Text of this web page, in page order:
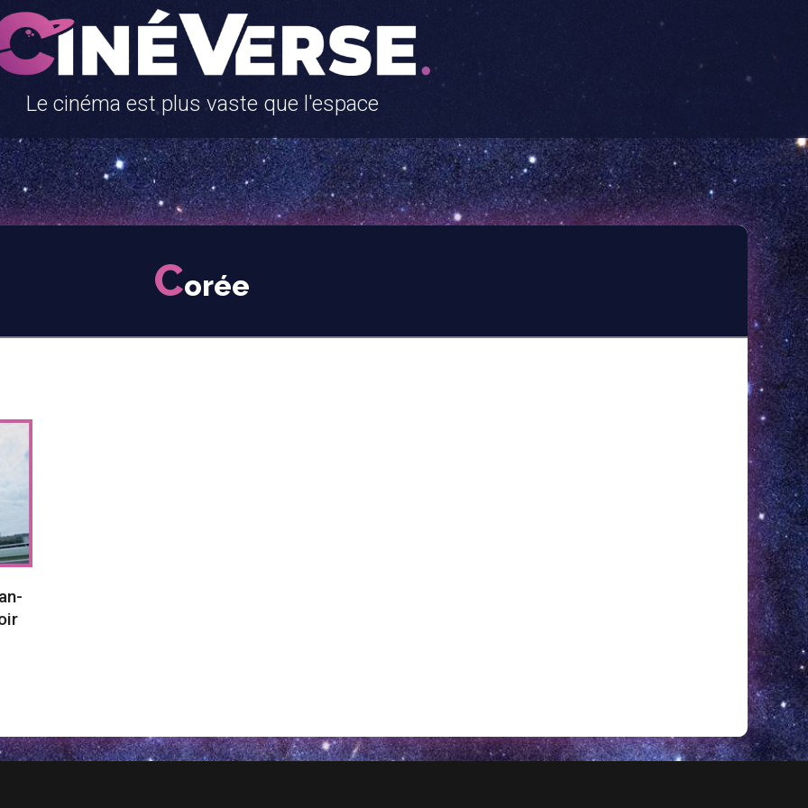
Le cinéma est plus vaste que l'espace
Corée